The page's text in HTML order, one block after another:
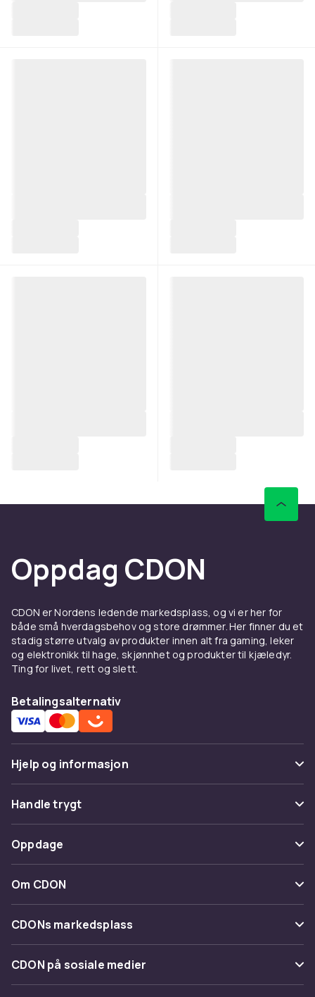
Oppdag CDON
CDON er Nordens ledende markedsplass, og vi er her for
både små hverdagsbehov og store drømmer. Her finner du et
stadig større utvalg av produkter innen alt fra gaming, leker
og elektronikk til hage, skjønnhet og produkter til kjæledyr.
Ting for livet, rett og slett.
Betalingsalternativ
Hjelp og informasjon
Vanlige spørsmål
Spor pakke
Angre & returner her
Kontakt oss
Handle trygt
Betaling
Levering
Tilbakekallinger
Oppdage
Kategorier
Varemerker
Om CDON
Om oss
Kundeanmeldelser
Jobbe på CDON
CDONs markedsplass
Merchant Help Center
CDON på sosiale medier